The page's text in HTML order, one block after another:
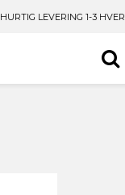
HURTIG LEVERING1-3